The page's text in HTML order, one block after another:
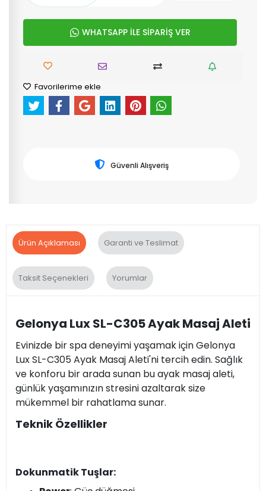
WHATSAPP İLE SİPARİŞ VER
Favorilerime ekle
Güvenli Alışveriş
Ürün Açıklaması Garanti ve Teslimat
Taksit Seçenekleri Yorumlar
Gelonya Lux SL-C305 Ayak Masaj Aleti
Evinizde bir spa deneyimi yaşamak için Gelonya
Lux SL-C305 Ayak Masaj Aleti'ni tercih edin. Sağlık
ve konforu bir arada sunan bu ayak masaj aleti,
günlük yaşamınızın stresini azaltarak size
mükemmel bir rahatlama sunar.
Teknik Özellikler
Dokunmatik Tuşlar: